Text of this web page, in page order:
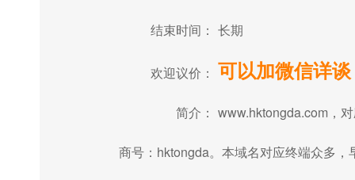
结束时间： 长期
欢迎议价： 可以加微信详谈
简介： www.hktongda.com，
商号：hktongda。本域名对应终端众多，